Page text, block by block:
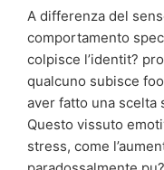
A differenza del
comportamento
colpisce l’identit?
qualcuno subisce
aver fatto una scelta
Questo vissuto
stress, come